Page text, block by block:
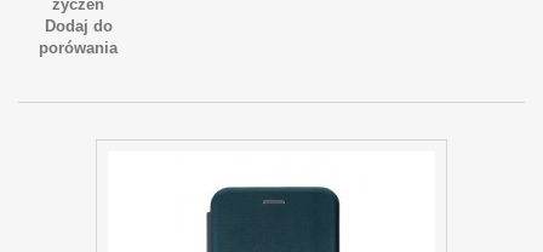
życzeń
Dodaj do
porówania